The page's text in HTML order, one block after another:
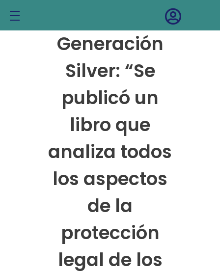
INICIO
Equipo de investigación
Buenas prácticas para mayores
Generación
Silver: “Se
publicó un
libro que
analiza todos
los aspectos
de la
protección
legal de los